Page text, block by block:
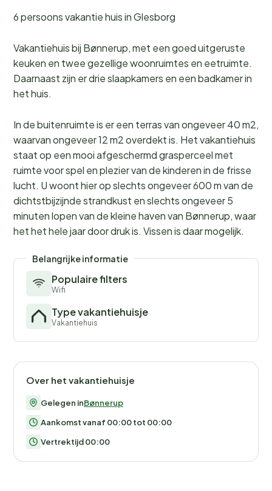
6 persoons vakantie huis in Glesborg
Vakantiehuis bij Bønnerup, met een goed uitgeruste
keuken en twee gezellige woonruimtes en eetruimte.
Daarnaast zijn er drie slaapkamers en een badkamer in
het huis.
In de buitenruimte is er een terras van ongeveer 40 m2,
waarvan ongeveer 12 m2 overdekt is. Het vakantiehuis
staat op een mooi afgeschermd grasperceel met
ruimte voor spel en plezier van de kinderen in de frisse
lucht. U woont hier op slechts ongeveer 600 m van de
dichtstbijzijnde strandkust en slechts ongeveer 5
minuten lopen van de kleine haven van Bønnerup, waar
het het hele jaar door druk is. Vissen is daar mogelijk.
Belangrijke informatie
Populaire filters
Wifi
Type vakantiehuisje
Vakantiehuis
Over het vakantiehuisje
Gelegen inBønnerup
Aankomst vanaf 00:00 tot 00:00
Vertrektijd 00:00